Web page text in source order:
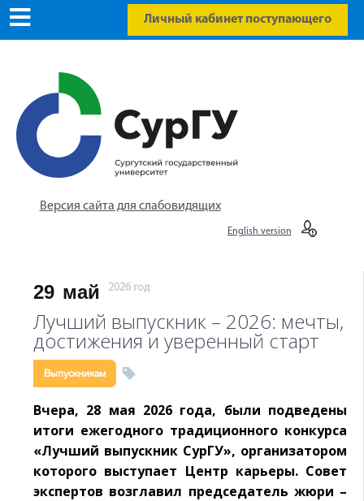
Личный кабинет поступающего
Версия сайта для слабовидящих
English version
29 май 2026 год
Лучший выпускник – 2026: мечты,
достижения и уверенный старт
Выпускникам
Вчера, 28 мая 2026 года, были подведены
итоги ежегодного традиционного конкурса
«Лучший выпускник СурГУ», организатором
которого выступает Центр карьеры. Совет
экспертов возглавил председатель жюри –